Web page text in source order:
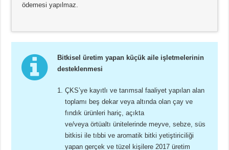
ödemesi yapılmaz.
Bitkisel üretim yapan küçük aile işletmelerinin
desteklenmesi
ÇKS’ye kayıtlı ve tarımsal faaliyet yapılan alan
toplamı beş dekar veya altında olan çay ve
fındık ürünleri hariç, açıkta
ve/veya örtüaltı ünitelerinde meyve, sebze, süs
bitkisi ile tıbbi ve aromatik bitki yetiştiriciliği
yapan gerçek ve tüzel kişilere 2017 üretim